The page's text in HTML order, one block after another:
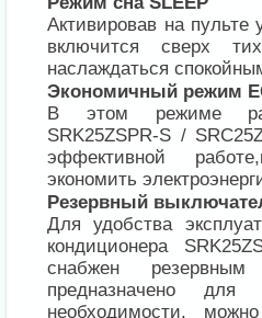
Активировав на
включится сверх
наслаждаться
Экономичный режим
В этом режиме
SRK25ZSPR-S /
эффективной
экономить
Резервный
Для удобства
кондиционера
снабжен
предназначено
необходимости,